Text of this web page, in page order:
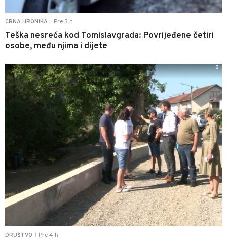
CRNA HRONIKA Pre 3 h
Teška nesreća kod Tomislavgrada: Povrijeđene četiri
osobe, među njima i dijete
DRUŠTVO Pre 4 h
0